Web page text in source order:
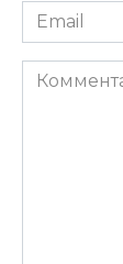
Email
*